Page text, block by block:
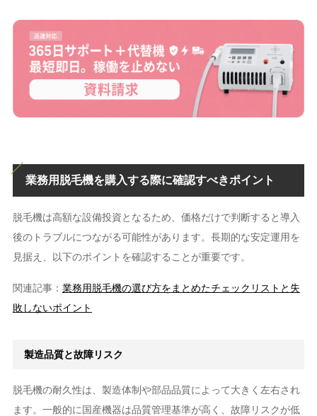
業務用脱毛機を購入する際に確認すべきポイント
脱毛機は高額な設備投資となるため、価格だけで判断すると導入
後のトラブルにつながる可能性があります。長期的な安定運用を
見据え、以下のポイントを確認することが重要です。
関連記事： 業務用脱毛機の選び方をまとめたチェックリストと失
敗しないポイント
製造品質と故障リスク
脱毛機の耐久性は、製造体制や部品品質によって大きく左右され
ます。一般的に国産機器は品質管理基準が高く、故障リスクが低